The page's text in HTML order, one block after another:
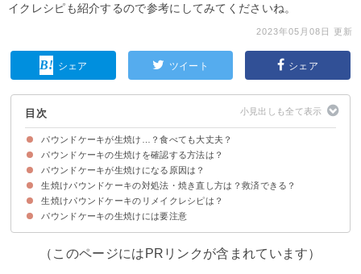
イクレシピも紹介するので参考にしてみてくださいね。
2023年05月08日 更新
シェア ツイート シェア
目次
パウンドケーキが生焼け…？食べても大丈夫？
生焼けパウンドケーキを食べると腹痛・お腹を壊すことも…
パウンドケーキの生焼けを確認する方法は？
パウンドケーキが生焼けの時の生地の特徴
確認方法①パウンドケーキを串で刺す
確認方法②手で軽く押す
パウンドケーキが生焼けになる原因は？
①予熱の温度・時間が足りない
②パウンド型の熱伝導性が低い
③生地の水分量が多い
生焼けパウンドケーキの対処法・焼き直し方は？救済できる？
①オーブンで焼き直す方法
②レンジで焼き直す方法
③トースターで焼き直す方法
生焼けパウンドケーキのリメイクレシピは？
①ラスク
②ロリポップ
③フレンチトースト
パウンドケーキの生焼けには要注意
（このページにはPRリンクが含まれています）